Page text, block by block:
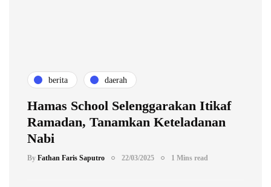
berita daerah
Hamas School Selenggarakan Itikaf
Ramadan, Tanamkan Keteladanan
Nabi
By Fathan Faris Saputro 22/03/2025 1 Mins read